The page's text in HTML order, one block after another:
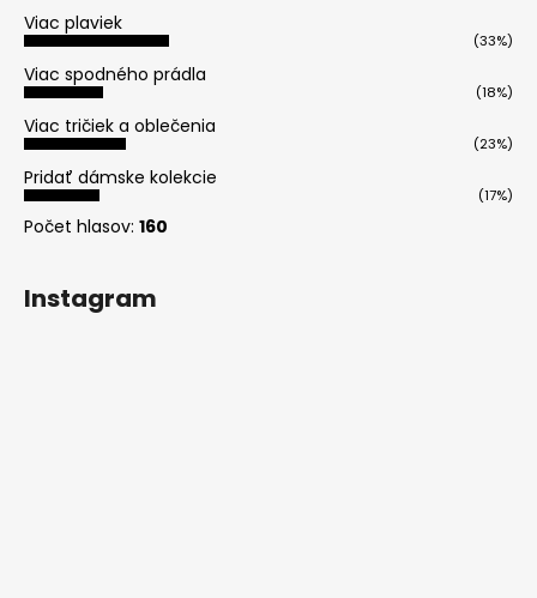
Viac plaviek
(33%)
Viac spodného prádla
(18%)
Viac tričiek a oblečenia
(23%)
Pridať dámske kolekcie
(17%)
Počet hlasov: 160
Instagram